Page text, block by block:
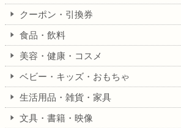
クーポン・引換券
食品・飲料
美容・健康・コスメ
ベビー・キッズ・おもちゃ
生活用品・雑貨・家具
文具・書籍・映像